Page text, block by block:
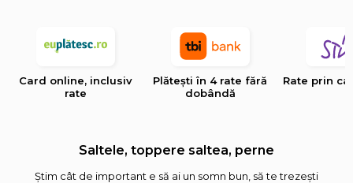
Card online, inclusiv
rate
Plătești în 4 rate fără
dobândă
Rate prin
Saltele, toppere saltea, perne
Știm cât de important e să ai un somn bun, să te trezești